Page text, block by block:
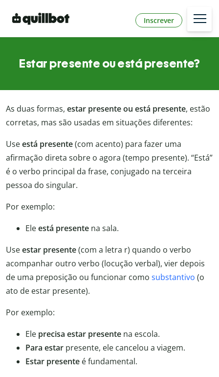
Inscrever
Estar presente ou está presente?
As duas formas, estar presente ou está presente, estão
corretas, mas são usadas em situações diferentes:
Useestá presente(com acento) para fazer uma
afirmação direta sobre o agora (tempo presente). “Está”
é o verbo principal da frase, conjugado na terceira
pessoa do singular.
Por exemplo:
Eleestá presente na sala.
Useestar presente(com a letra r) quando o verbo
acompanhar outro verbo (locução verbal), vier depois
de uma preposição ou funcionar como substantivo (o
ato de estar presente).
Por exemplo:
Ele precisa estar presente na escola.
Para estar presente, ele cancelou a viagem.
Estar presente é fundamental.